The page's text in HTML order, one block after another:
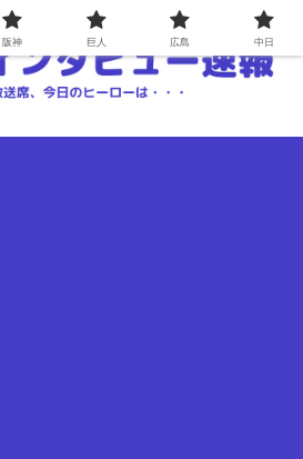
阪神 巨人 広島 中日